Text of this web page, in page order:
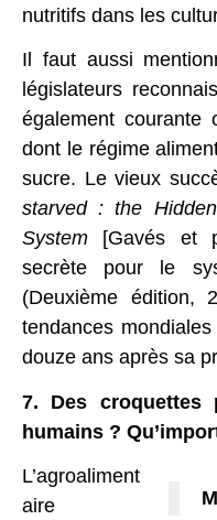
nutritifs dans les
Il faut aussi
législateurs
également courante
dont le régime
sucre. Le vieux
starved : the
System [Gavés et
secrète pour le
(Deuxième édition,
tendances
douze ans après sa
7. Des croquettes
humains ?
L’agroaliment
aire